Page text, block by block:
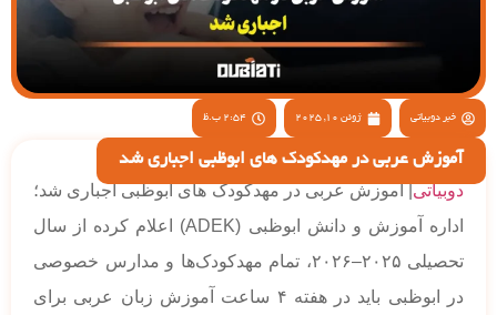
خبر دوبیاتی ژوئن 10, 2025 2:54 ب.ظ
آموزش عربی در مهدکودک های ابوظبی اجباری شد
دوبیاتی| آموزش عربی در مهدکودک های ابوظبی اجباری شد؛
اداره آموزش و دانش ابوظبی (ADEK) اعلام کرده از سال
تحصیلی ۲۰۲۵–۲۰۲۶، تمام مهدکودک‌ها و مدارس خصوصی
در ابوظبی باید در هفته ۴ ساعت آموزش زبان عربی برای